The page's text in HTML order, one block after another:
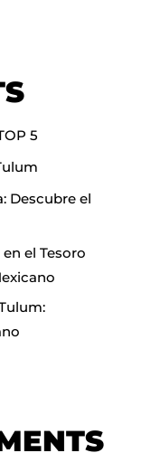
5
Descubre el
el Tesoro